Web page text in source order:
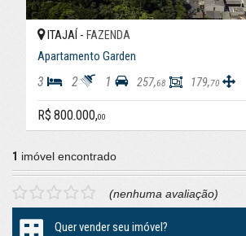
ITAJAÍ - FAZENDA
Apartamento Garden
3 2 1 257,68 179,70
R$ 800.000,00
1 imóvel encontrado
(nenhuma avaliação)
Quer vender seu imóvel?